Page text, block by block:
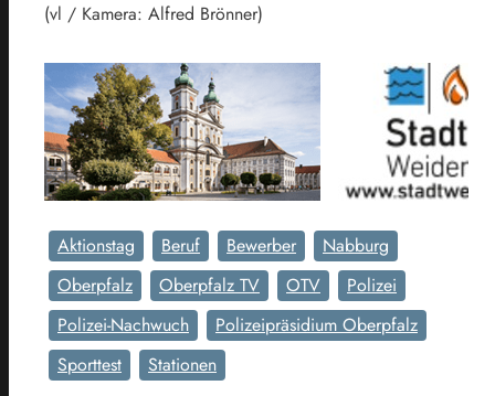
(vl / Kamera: Alfred Brönner)
Aktionstag Beruf Bewerber
Nabburg
Oberpfalz
Oberpfalz TV OTV
Polizei
Polizei-Nachwuch
Polizeipräsidium Oberpfalz
Sporttest
Stationen